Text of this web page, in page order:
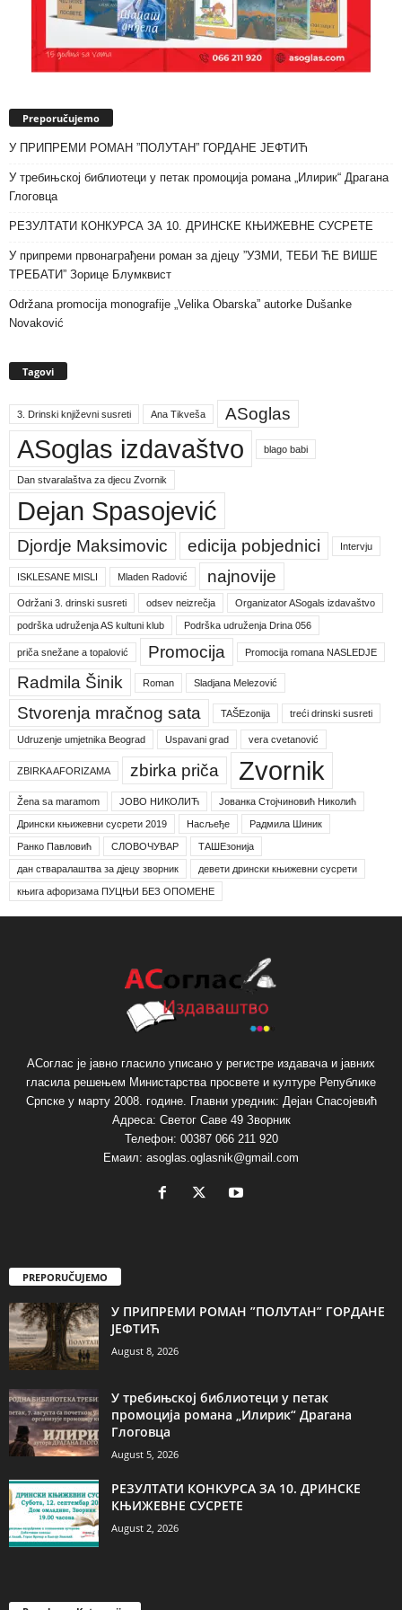
Preporučujemo
У ПРИПРЕМИ РОМАН ”ПОЛУТАН” ГОРДАНЕ ЈЕФТИЋ
У требињској библиотеци у петак промоција романа „Илирик“ Драгана
Глоговца
РЕЗУЛТАТИ КОНКУРСА ЗА 10. ДРИНСКЕ КЊИЖЕВНЕ СУСРЕТЕ
У припреми првонаграђени роман за дјецу ”УЗМИ, ТЕБИ ЋЕ ВИШЕ
ТРЕБАТИ” Зорице Блумквист
Održana promocija monografije „Velika Obarska” autorke Dušanke
Novaković
Tagovi
3. Drinski književni susreti Ana Tikveša ASoglas
ASoglas izdavaštvo blago babi
Dan stvaralaštva za djecu Zvornik
Dejan Spasojević
Djordje Maksimovic edicija pobjednici Intervju
ISKLESANE MISLI Mladen Radović najnovije
Održani 3. drinski susreti odsev neizrečja Organizator ASogals izdavaštvo
podrška udruženja AS kultuni klub Podrška udruženja Drina 056
priča snežane a topalović Promocija Promocija romana NASLEDJE
Radmila Šinik Roman Sladjana Melezović
Stvorenja mračnog sata TAŠEzonija treći drinski susreti
Udruzenje umjetnika Beograd Uspavani grad vera cvetanović
ZBIRKA AFORIZAMA zbirka priča Zvornik
Žena sa maramom ЈОВО НИКОЛИЋ Јованка Стојчиновић Николић
Дрински књижевни сусрети 2019 Насљеђе Радмила Шиник
Ранко Павловић СЛОВОЧУВАР ТАШЕзонија
дан стваралаштва за дјецу зворник девети дрински књижевни сусрети
књига афоризама ПУЦЊИ БЕЗ ОПОМЕНЕ
АСоглас је јавно гласило уписано у регистре издавача и јавних
гласила решењем Министарства просвете и културе Републике
Српске у марту 2008. године. Главни уредник: Дејан Спасојевић
Адреса: Светог Саве 49 Зворник
Телефон: 00387 066 211 920
Емаил: asoglas.oglasnik@gmail.com
PREPORUČUJEMO
У ПРИПРЕМИ РОМАН ”ПОЛУТАН” ГОРДАНЕ
ЈЕФТИЋ
August 8, 2026
У требињској библиотеци у петак
промоција романа „Илирик“ Драгана
Глоговца
August 5, 2026
РЕЗУЛТАТИ КОНКУРСА ЗА 10. ДРИНСКЕ
КЊИЖЕВНЕ СУСРЕТЕ
August 2, 2026